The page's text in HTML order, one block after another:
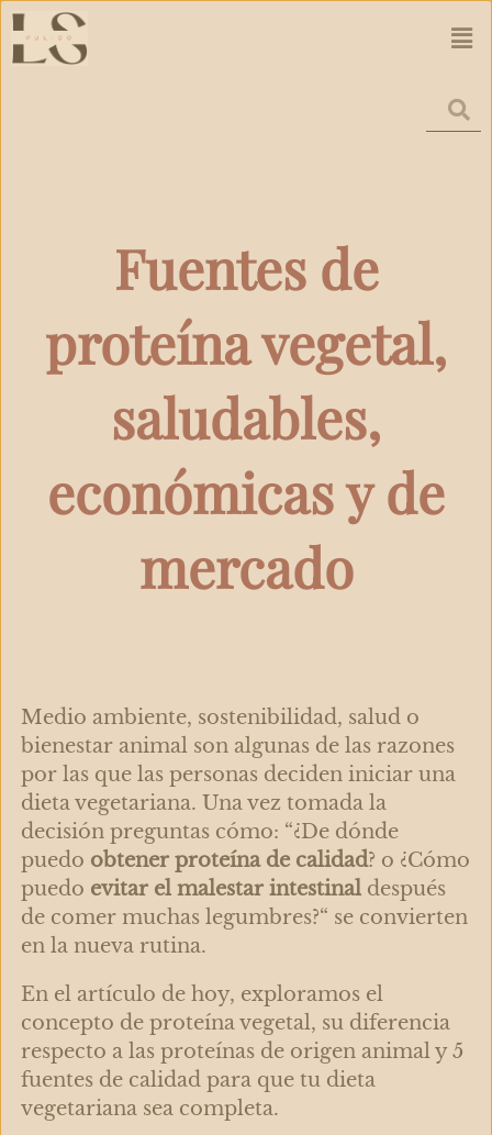
Ir
al
contenido
Fuentes de
proteína vegetal,
saludables,
económicas y de
mercado
Medio ambiente, sostenibilidad, salud o
bienestar animal son algunas de las razones
por las que las personas deciden iniciar una
dieta vegetariana. Una vez tomada la
decisión preguntas cómo: “¿De dónde
puedo obtener proteína de calidad? o ¿Cómo
puedo evitar el malestar intestinal después
de comer muchas legumbres?“ se convierten
en la nueva rutina.
En el artículo de hoy, exploramos el
concepto de proteína vegetal, su diferencia
respecto a las proteínas de origen animal y 5
fuentes de calidad para que tu dieta
vegetariana sea completa.